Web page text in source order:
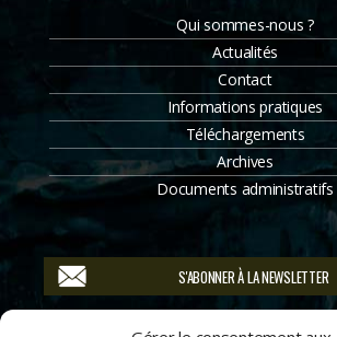
Qui sommes-nous ?
Actualités
Contact
Informations pratiques
Téléchargements
Archives
Documents administratifs
S'ABONNER À LA NEWSLETTER
Suivez-nous